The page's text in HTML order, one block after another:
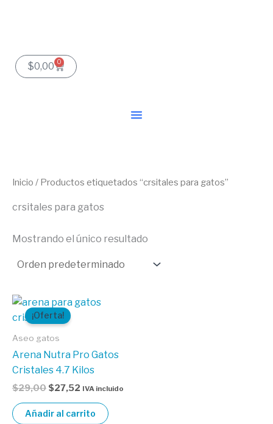
$0,00 0
Carrito
Inicio / Productos etiquetados “crsitales para gatos”
crsitales para gatos
Mostrando el único resultado
¡Oferta!
Aseo gatos
Arena Nutra Pro Gatos
Cristales 4.7 Kilos
$29,00
El
precio
original
$29,00.
$27,52
El
IVA incluido
Añadir al carrito